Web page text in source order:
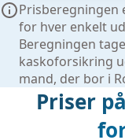
Prisberegningen
for hver enkelt
Beregningen
kaskoforsikring
mand, der bor i
Priser